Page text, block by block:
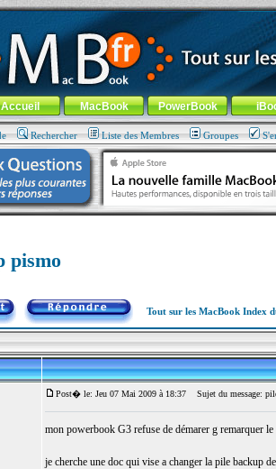
100% Apple... 100% nomade !
-Aller au menu général-Aller au menu de
général
Accueil MacBook PowerBook
Rechercher Liste des Membres Groupes
pismo
Tout sur les MacBook Index
Post� le: Jeu 07 Mai 2009 à 18:37 Sujet du message:
mon powerbook G3 refuse de démarer g remarquer
je cherche une doc qui vise a changer la pile backup